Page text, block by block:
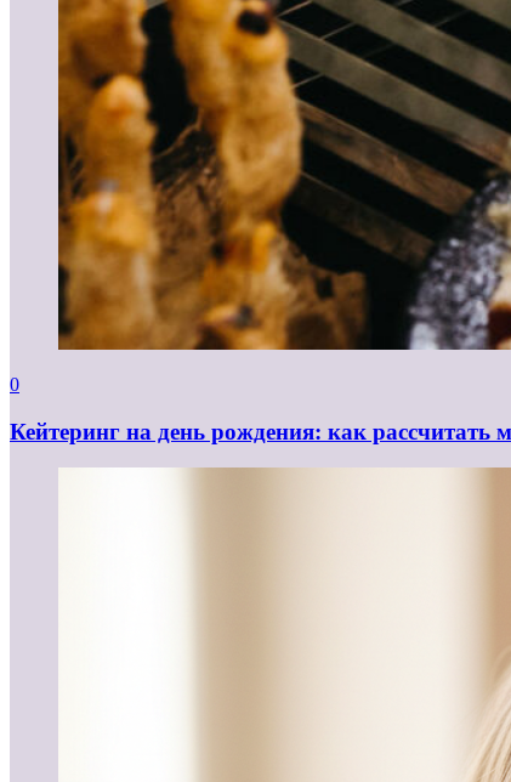
0
Кейтеринг на день рождения: как рассчитать